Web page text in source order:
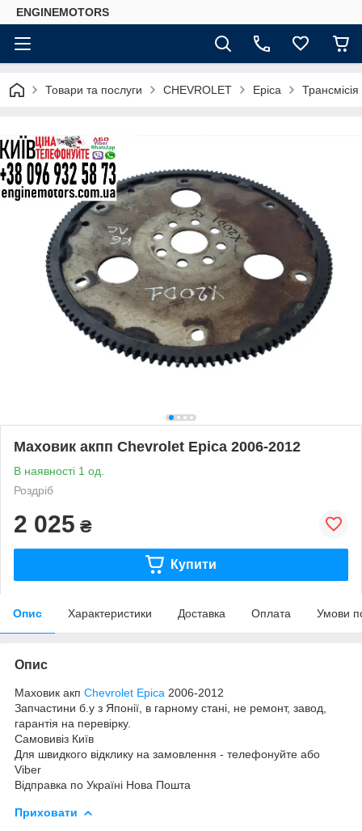
ENGINEMOTORS
Товари та послуги CHEVROLET Epica Трансмісія
Маховик акпп Chevrolet Epica 2006-2012
В наявності 1 од.
Роздріб
2 025 ₴
Купити
Опис Характеристики Доставка Оплата Умови
Опис
Маховик акп Chevrolet Epica 2006-2012
Запчастини б.у з Японії, в гарному стані, не ремонт, завод,
гарантія на перевірку.
Самовивіз Київ
Для швидкого відклику на замовлення - телефонуйте або
Viber
Відправка по Україні Нова Пошта
Приховати